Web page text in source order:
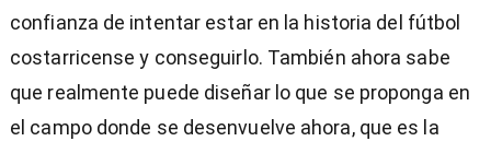
confianza de intentar estar en la historia del fútbol
costarricense y conseguirlo. También ahora sabe
que realmente puede diseñar lo que se proponga en
el campo donde se desenvuelve ahora, que es la